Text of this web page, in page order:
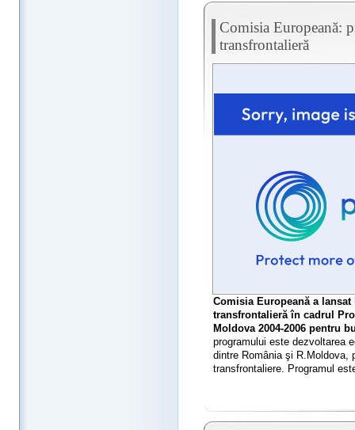
Comisia Europeană:
transfrontalieră
Comisia Europeană a
transfrontalieră în cadrul
Moldova 2004-2006 pentru
programului este dezvoltarea
dintre România şi R.Moldova,
transfrontaliere. Programul